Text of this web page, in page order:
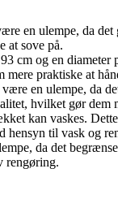
en ulempe, da
at sove på.
cm og en
mere praktiske at
en ulempe, da
hvilket gør dem
kan vaskes.
til vask og
da det
rengøring.